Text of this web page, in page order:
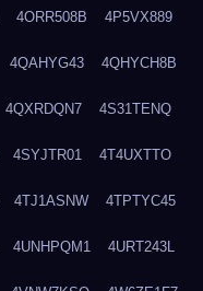
4ORR508B 4P5VX889
4QAHYG43 4QHYCH8B
4QXRDQN7 4S31TENQ
4SYJTR01 4T4UXTTO
4TJ1ASNW 4TPTYC45
4UNHPQM1 4URT243L